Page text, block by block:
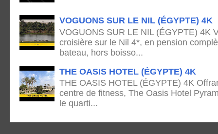
VOGUONS SUR LE NIL (ÉGYPTE) 4K
VOGUONS SUR LE NIL (ÉGYPTE) 4K
croisière sur le Nil 4*, en pension
bateau, hors boisso...
THE OASIS HOTEL (ÉGYPTE) 4K
THE OASIS HOTEL (ÉGYPTE) 4K
centre de fitness, The Oasis Hotel
le quarti...